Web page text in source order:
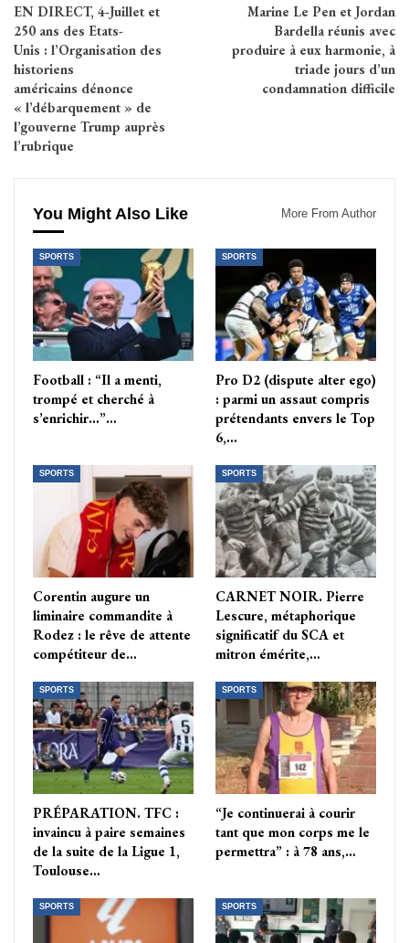
EN DIRECT, 4-Juillet et
250 ans des Etats-
Unis : l’Organisation des
historiens
américains dénonce
« l’débarquement » de
l’gouverne Trump auprès
l’rubrique
Marine Le Pen et Jordan
Bardella réunis avec
produire à eux harmonie, à
triade jours d’un
condamnation difficile
You Might Also Like More From Author
SPORTS
Football : “Il a menti,
trompé et cherché à
s’enrichir…”…
SPORTS
Pro D2 (dispute alter ego)
: parmi un assaut compris
prétendants envers le Top
6,…
SPORTS
Corentin augure un
liminaire commandite à
Rodez : le rêve de attente
compétiteur de…
SPORTS
CARNET NOIR. Pierre
Lescure, métaphorique
significatif du SCA et
mitron émérite,…
SPORTS
PRÉPARATION. TFC :
invaincu à paire semaines
de la suite de la Ligue 1,
Toulouse…
SPORTS
“Je continuerai à courir
tant que mon corps me le
permettra” : à 78 ans,…
SPORTS SPORTS